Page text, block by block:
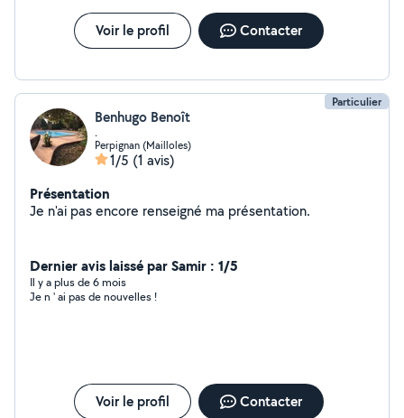
Voir le profil Contacter
Particulier
Benhugo Benoît
.
Perpignan (Mailloles)
1/5 (1 avis)
Présentation
Je n'ai pas encore renseigné ma présentation.
Dernier avis laissé par Samir : 1/5
Il y a plus de 6 mois
Je n ' ai pas de nouvelles !
Voir le profil Contacter